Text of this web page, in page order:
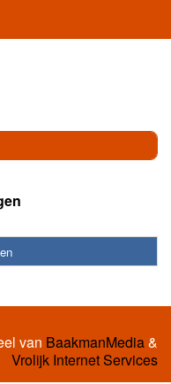
van BaakmanMedia&
Vrolijk Internet Services